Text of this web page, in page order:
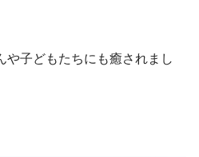
や子どもたちにも癒されまし